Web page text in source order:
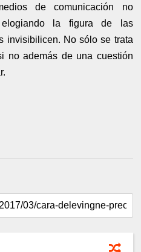
de comunicación no
elogiando la figura de las
invisibilicen. No sólo se trata
no además de una cuestión